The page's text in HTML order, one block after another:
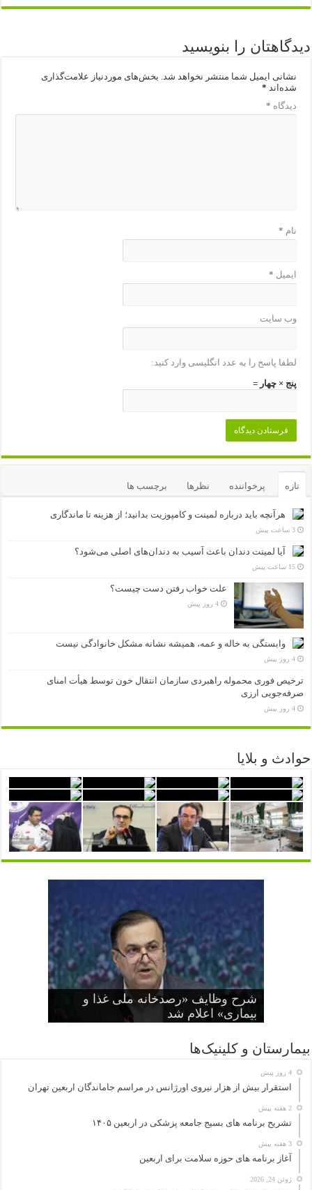
دیدگاهتان را بنویسید
نشانی ایمیل شما منتشر نخواهد شد. بخش‌های موردنیاز علامت‌گذاری
شده‌اند *
دیدگاه *
نام *
ایمیل *
وب‌ سایت
لطفا پاسخ را به عدد انگلیسی وارد کنید:
پنج × چهار =
تازه پرخواننده نظرها برچسب ها
هرآنچه باید درباره لمینت و کامپوزیت بدانید؛ از هزینه تا ماندگاری
3 ساعت پیش
آیا لمینت دندان باعث آسیب به دندان‌های اصلی می‌شود؟
15 ساعت پیش
علت خواب رفتن دست چیست؟
4 روز پیش
وابستگی به خاله و عمه، همیشه نشانه مشکل خانوادگی نیست
4 روز پیش
ترخیص فوری محموله راهبردی سازمان انتقال خون توسط هیأت امنای
صرفه‌جویی ارزی
4 روز پیش
حوادث و بلایا
راهنمای مصرف داروهای HIV در
کودکان به روزرسانی شد
نخستین جراحی موفق با دستگاه قلب و
ریه ساخت ترکیه انجام شد
شرح وظایف «رصدخانه ملی غذا و
بیماری» اعلام شد
سیگار الکترونیک هم سرطانزا است
هفتاد و نهمین مجمع جهانی بهداشت
آغاز به کار کرد
بیمارستان و کلینیک‌ها
4 روز پیش
استقرار بیش از هزار نیروی اورژانس در مراسم جاماندگان اربعین تهران
2 هفته پیش
تشریح برنامه های بسیج جامعه پزشکی در اربعین ۱۴۰۵
3 هفته پیش
آغاز برنامه های حوزه سلامت برای اربعین
ژوئن 24, 2026